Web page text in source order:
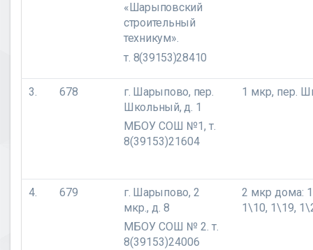
«Шарыповский
строительный
техникум».
т. 8(39153)28410
3. 678
г. Шарыпово, пер.
Школьный, д. 1
МБОУ СОШ №1, т.
8(39153)21604
1 мкр, пер.
4. 679 г. Шарыпово, 2
мкр., д. 8
МБОУ СОШ № 2. т.
8(39153)24006
2 мкр дома:
1\10, 1\19,